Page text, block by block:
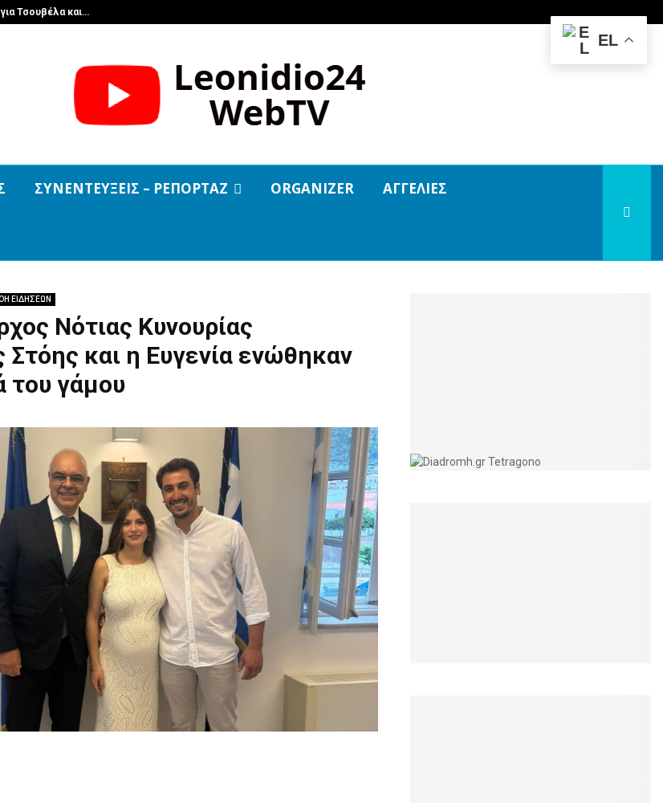
Τσουβέλα και…
ΣΥΝΕΝΤΕΥΞΕΙΣ – ΡΕΠΟΡΤΑΖ ORGANIZER ΑΓΓΕΛΙΕΣ
ΕΙΔΗΣΕΩΝ
Νότιας Κυνουρίας
Στόης και η Ευγενία ενώθηκαν
του γάμου
EL